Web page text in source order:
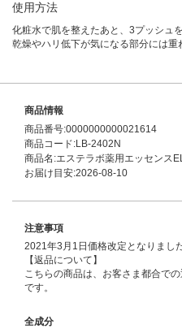
使用方法
化粧水で肌を整えたあと、3プッシュ
乾燥やハリ低下が気になる部分には重
商品情報
商品番号:0000000000021614
商品コード:LB-2402N
商品名:エステラボ薬用エッセンス
お届け目安:2026-08-10
注意事項
2021年3月1日価格改定となりました
【返品について】
こちらの商品は、お客さま都合で
です。
全成分